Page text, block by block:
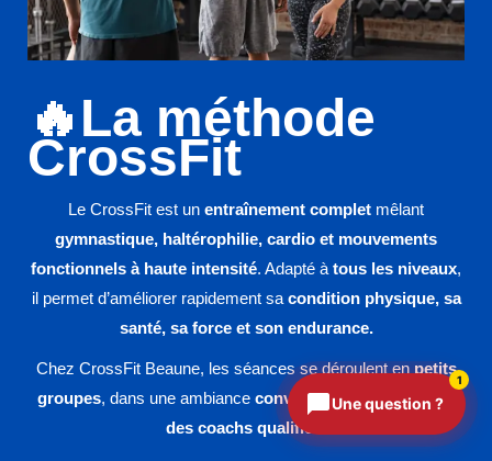
🔥La méthode
CrossFit
Le CrossFit est un entraînement complet mêlant
gymnastique, haltérophilie, cardio et mouvements
fonctionnels à haute intensité. Adapté àtous les niveaux,
il permet d’améliorer rapidement sacondition physique, sa
santé, sa force et son endurance.
Chez CrossFit Beaune, les séances se déroulent enpetits
groupes, dans une ambiance conviviale et encadrée par
des coachs qualifiés
CrossFit Beaune
Assistant disponible 24h/24
1
Une question ?